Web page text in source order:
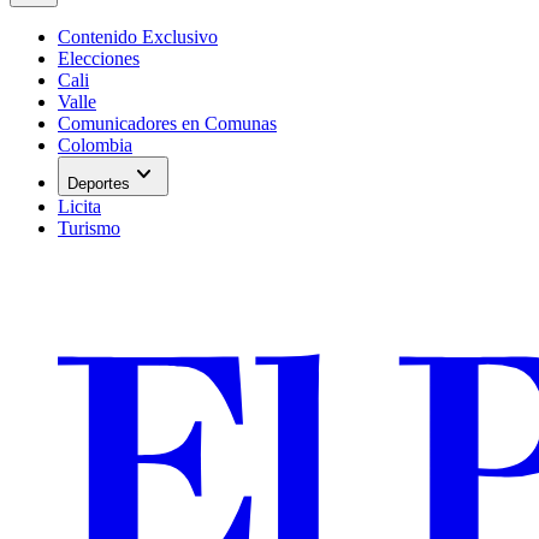
Contenido Exclusivo
Elecciones
Cali
Valle
Comunicadores en Comunas
Colombia
Deportes expand_more
Licita
Turismo